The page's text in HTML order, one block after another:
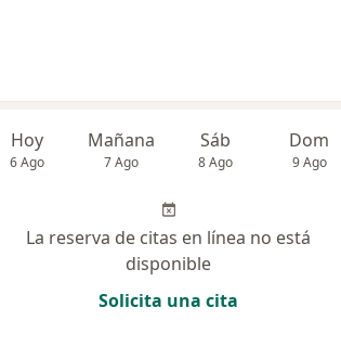
Hoy
6 Ago
Mañana
7 Ago
Sáb
8 Ago
Dom
9 Ago
La reserva de citas en línea no está
disponible
Solicita una cita